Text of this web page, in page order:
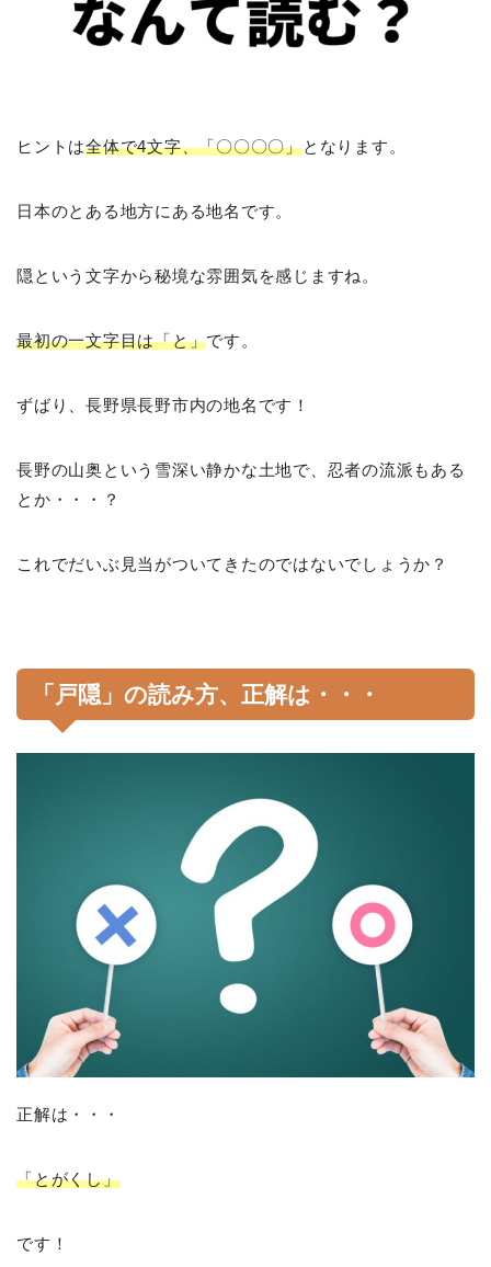
ヒントは全体で4文字、「〇〇〇〇」となります。
日本のとある地方にある地名です。
隠という文字から秘境な雰囲気を感じますね。
最初の一文字目は「と」です。
ずばり、長野県長野市内の地名です！
長野の山奥という雪深い静かな土地で、忍者の流派もある
とか・・・？
これでだいぶ見当がついてきたのではないでしょうか？
「戸隠」の読み方、正解は・・・
正解は・・・
「とがくし」
です！